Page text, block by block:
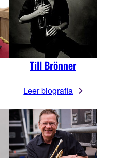
Till Brönner
Leer biografía